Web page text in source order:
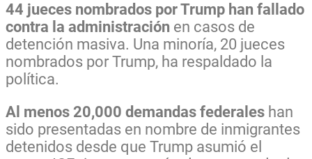
44 jueces nombrados por Trump han fallado
contra la administración en casos de
detención masiva. Una minoría, 20 jueces
nombrados por Trump, ha respaldado la
política.
Al menos 20,000 demandas federales han
sido presentadas en nombre de inmigrantes
detenidos desde que Trump asumió el